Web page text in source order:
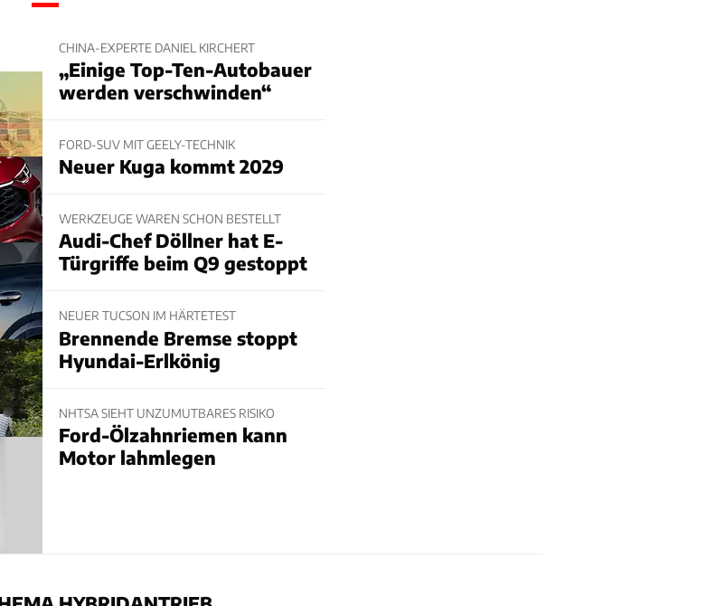
CHINA-EXPERTE DANIEL KIRCHERT
„Einige Top-Ten-Autobauer
werden verschwinden“
FORD-SUV MIT GEELY-TECHNIK
Neuer Kuga kommt 2029
WERKZEUGE WAREN SCHON BESTELLT
Audi-Chef Döllner hat E-
Türgriffe beim Q9 gestoppt
NEUER TUCSON IM HÄRTETEST
Brennende Bremse stoppt
Hyundai-Erlkönig
NHTSA SIEHT UNZUMUTBARES RISIKO
Ford-Ölzahnriemen kann
Motor lahmlegen